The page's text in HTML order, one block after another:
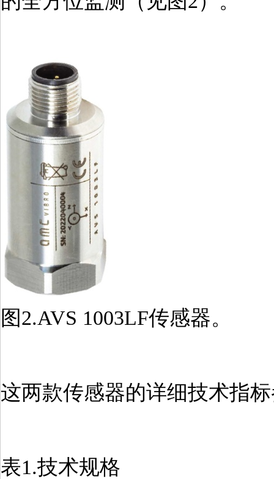
图2.AVS 1003LF传感器。
这两款传感器的详细技术指
表1.技术规格